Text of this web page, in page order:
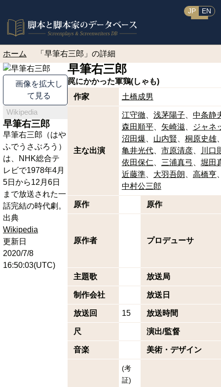
JP EN
ホーム 「早筆右三郎」の詳細
画像を拡大し
て見る
Wikipedia
早筆右三郎
早筆右三郎（はや
ふでうさぶろう）
は、NHK総合テ
レビで1978年4月
5日から12月6日
まで放送された一
話完結の時代劇。
出典
Wikipedia
更新日
2020/7/8
16:50:03(UTC)
早筆右三郎
罠にかかった軍鶏(しゃも)
作家
土橋成男
主な出演
江守徹 浅茅陽子
中条静
森田順平
矢崎滋
ジャネ
沼田爆
山内賢
桐原史雄
亀井光代
市原清彦
川口
依田保仁
三浦真弓
堀田
近藤準
大羽吾朗
高橋亨
中村公三郎
原作 原作
原作者 プロデューサ
主題歌 放送局
制作会社 放送日
放送回 15 放送時間
尺 演出/監督
音楽 美術・デザイン
(考
証)